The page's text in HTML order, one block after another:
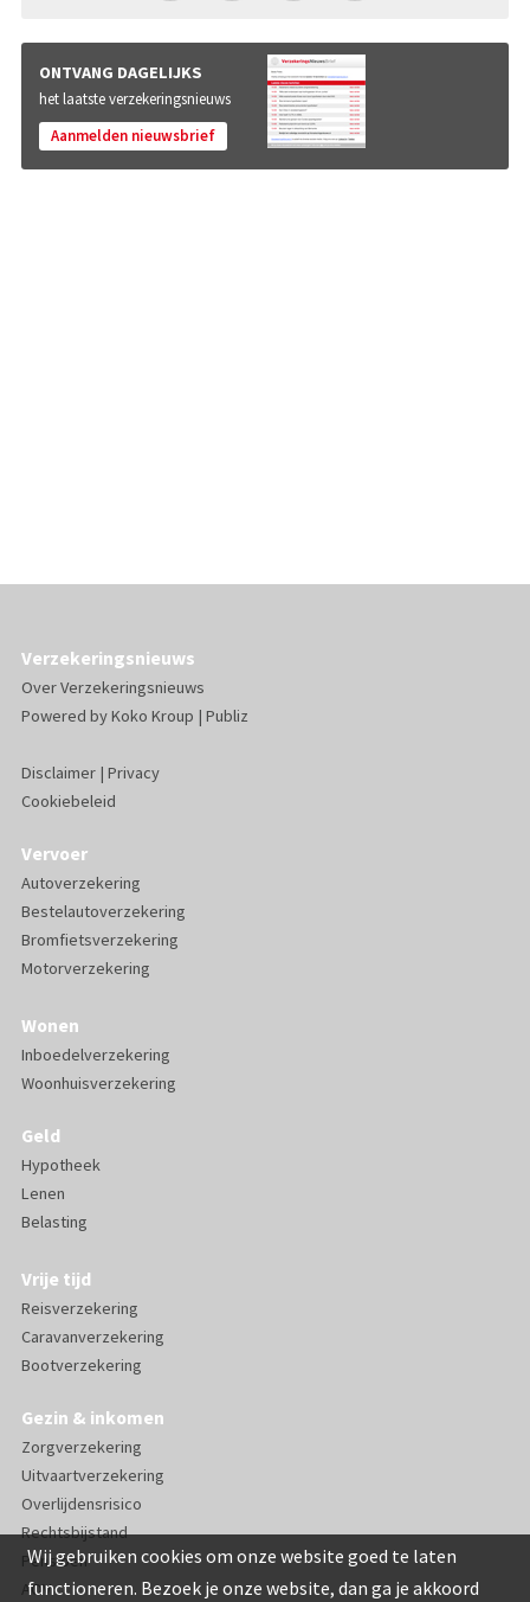
Wij gebruiken cookies om onze website goed te laten
functioneren. Bezoek je onze website, dan ga je akkoord
ONTVANG DAGELIJKS
het laatste verzekeringsnieuws
Aanmelden nieuwsbrief
Verzekeringsnieuws
Over Verzekeringsnieuws
Powered byKoko Kroup | Publiz
Disclaimer| Privacy
Cookiebeleid
Vervoer
Autoverzekering
Bestelautoverzekering
Bromfietsverzekering
Motorverzekering
Wonen
Inboedelverzekering
Woonhuisverzekering
Geld
Hypotheek
Lenen
Belasting
Vrije tijd
Reisverzekering
Caravanverzekering
Bootverzekering
Gezin & inkomen
Zorgverzekering
Uitvaartverzekering
Overlijdensrisico
Rechtsbijstand
Pensioen
AOV